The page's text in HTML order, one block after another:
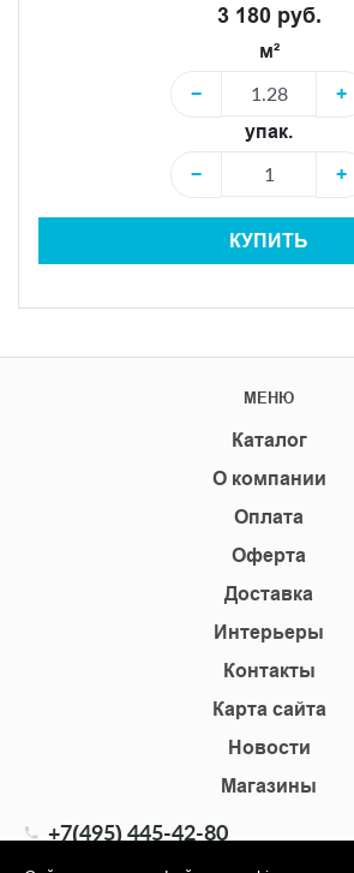
3 180 руб.
м²
−
+
упак.
−
+
КУПИТЬ
МЕНЮ
Каталог
О компании
Оплата
Оферта
Доставка
Интерьеры
Контакты
Карта сайта
Новости
Магазины
+7(495) 445-42-80